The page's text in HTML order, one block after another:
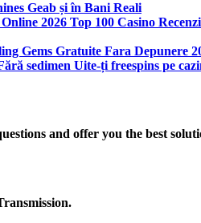
Geab și în Bani Reali
2026 Top 100 Casino
Gems Gratuite Fara Depunere
sedimen Uite-ți freespins pe
and offer you the best